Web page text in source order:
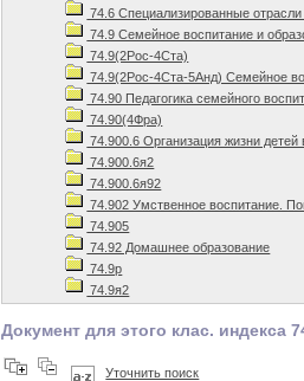
74.6 Специализированные отрасли
74.9 Семейное воспитание и
74.9(2Рос-4Ста)
74.9(2Рос-4Ста-5Анд) Семейное
74.90 Педагогика семейного
74.90(4Фра)
74.900.6 Организация жизни детей
74.900.6я2
74.900.6я92
74.902 Умственное воспитание.
74.905
74.92 Домашнее образование
74.9р
74.9я2
Документ для этого клас. индекса
Уточнить поиск